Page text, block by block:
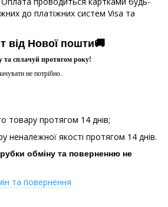
до платіжних систем Visa та
від Нової пошти🚚
та сплачуй протягом року!
не потрібно.
товару протягом 14 днів;
неналежної якості протягом 14 днів.
обміну та поверненню не
та повернення